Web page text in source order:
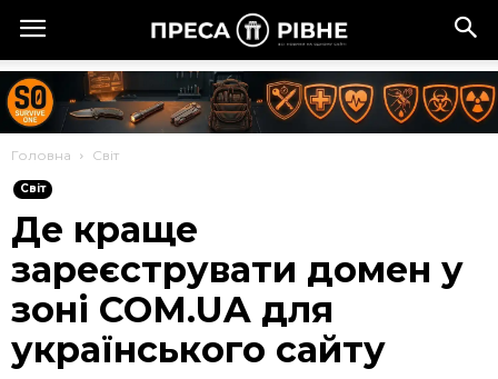
Головна Cвіт
Cвіт
Де краще
зареєструвати домен у
зоні COM.UA для
українського сайту